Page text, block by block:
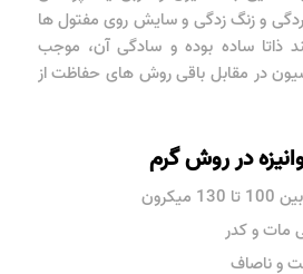
و زنگ زدگی و سایش روی مفتول ها
ذاتا ساده بوده و سادگی آن، موجب
در مقابل باقی روش های حفاظت از
در روش گرم
مات و کدر
و ناصاف